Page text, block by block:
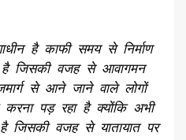
है काफी समय से निर्माण
जिसकी वजह से आवागमन
से आने जाने वाले लोगों
करना पड़ रहा है क्योंकि अभी
है जिसकी वजह से यातायात पर